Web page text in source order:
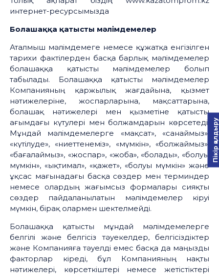
интернет-ресурсымызда
Болашаққа қатысты мәлімдемелер
Аталмыш мәлімдемеге немесе құжатқа енгізілген
тарихи фактілерден басқа барлық мәлімдемелер
болашаққа қатысты мәлімдемелер болып
табылады. Болашаққа қатысты мәлімдемелер
Компанияның қаржылық жағдайына, қызмет
нәтижелеріне, жоспарларына, мақсаттарына,
болашақ нәтижелері мен қызметіне қатысты
ағымдағы күтулері мен болжамдарын көрсетеді.
Мұндай мәлімдемелерге «мақсат», «санаймыз»,
«күтілуде», «ниеттенеміз», «мүмкін», «болжаймыз»,
«бағалаймыз», «жоспар», «жоба», «болады», «болуы
мүмкін», «ықтимал», «қажет», «болуы мүмкін» және
ұқсас мағынадағы басқа сөздер мен терминдер
немесе олардың жағымсыз формалары сияқты
сөздер пайдаланылатын мәлімдемелер кіруі
мүмкін, бірақ олармен шектелмейді.
Болашаққа қатысты мұндай мәлімдемелерге
белгілі және белгісіз тәуекелдер, белгісіздіктер
және Компанияға тәуелді емес басқа да маңызды
факторлар кіреді, бұл Компанияның нақты
нәтижелері, көрсеткіштері немесе жетістіктері
Пікір қалдыру